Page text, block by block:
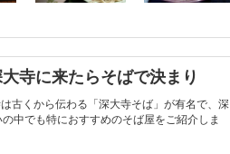
寺に来たらそばで決まり
古くから伝わる「深大寺そば」が有名で、深
中でも特におすすめのそば屋をご紹介しま